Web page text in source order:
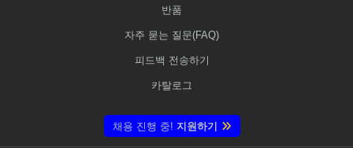
반품
자주 묻는 질문(FAQ)
피드백 전송하기
카탈로그
채용 진행 중! 지원하기